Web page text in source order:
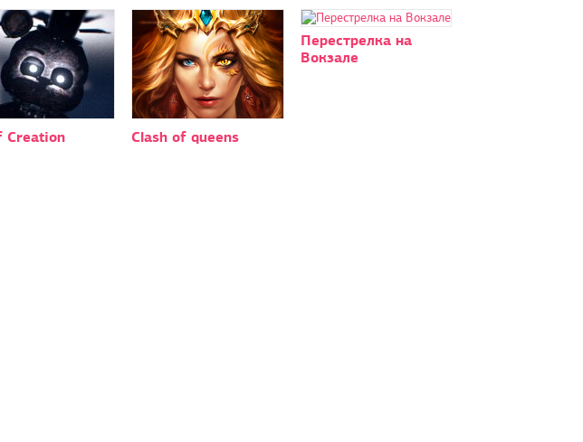
Creation Сlash of queens
Перестрелка на
Вокзале